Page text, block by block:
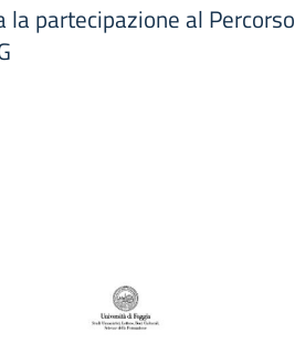
partecipazione al Percorso